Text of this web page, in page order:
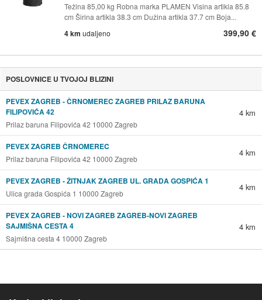
Težina 85,00 kg Robna marka PLAMEN Visina artikla 85.8
cm Širina artikla 38.3 cm Dužina artikla 37.7 cm Boja...
4 km udaljeno 399,90 €
POSLOVNICE U TVOJOJ BLIZINI
PEVEX ZAGREB - ČRNOMEREC ZAGREB PRILAZ BARUNA
FILIPOVIĆA 42
Prilaz baruna Filipovića 42 10000 Zagreb
4 km
PEVEX ZAGREB ČRNOMEREC
Prilaz baruna Filipovića 42 10000 Zagreb
4 km
PEVEX ZAGREB - ŽITNJAK ZAGREB UL. GRADA GOSPIĆA 1
Ulica grada Gospića 1 10000 Zagreb
4 km
PEVEX ZAGREB - NOVI ZAGREB ZAGREB-NOVI ZAGREB
SAJMIŠNA CESTA 4
Sajmišna cesta 4 10000 Zagreb
4 km